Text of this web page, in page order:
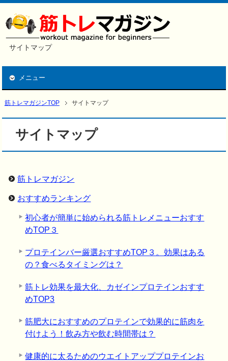
サイトマップ
メニュー
筋トレマガジンTOP サイトマップ
サイトマップ
筋トレマガジン
おすすめランキング
初心者が簡単に始められる筋トレメニューおすす
めTOP３
プロテインバー厳選おすすめTOP３。効果はある
の？食べるタイミングは？
筋トレ効果を最大化、カゼインプロテインおすす
めTOP3
筋肥大におすすめのプロテインで効果的に筋肉を
付けよう！飲み方や飲む時間帯は？
健康的に太るためのウエイトアッププロテインお